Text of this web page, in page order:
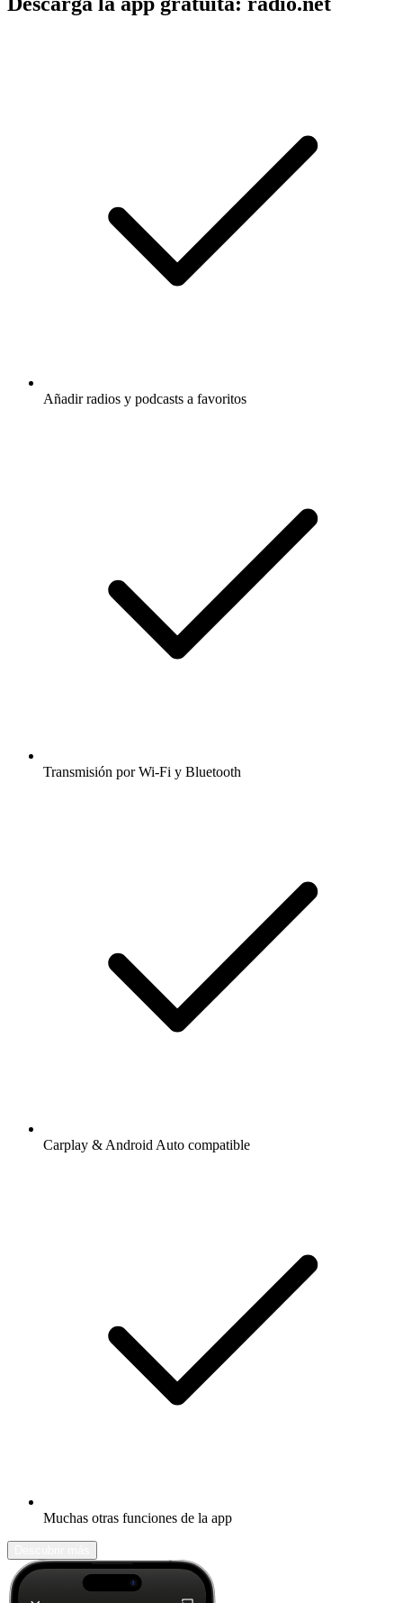
Añadir radios y podcasts a favoritos
Transmisión por Wi-Fi y Bluetooth
Carplay & Android Auto compatible
Muchas otras funciones de la app